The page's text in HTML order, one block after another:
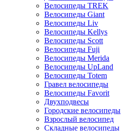
Велосипеды TREK
Велосипеды Giant
Велосипеды Liv
Велосипеды Kellys
Велосипеды Scott
Велосипеды Fuji
Велосипеды Merida
Велосипеды UpLand
Велосипеды Totem
Гравел велосипеды
Велосипеды Favorit
Двухподвесы
Городские велосипеды
Взрослый велосипед
Складные велосипеды